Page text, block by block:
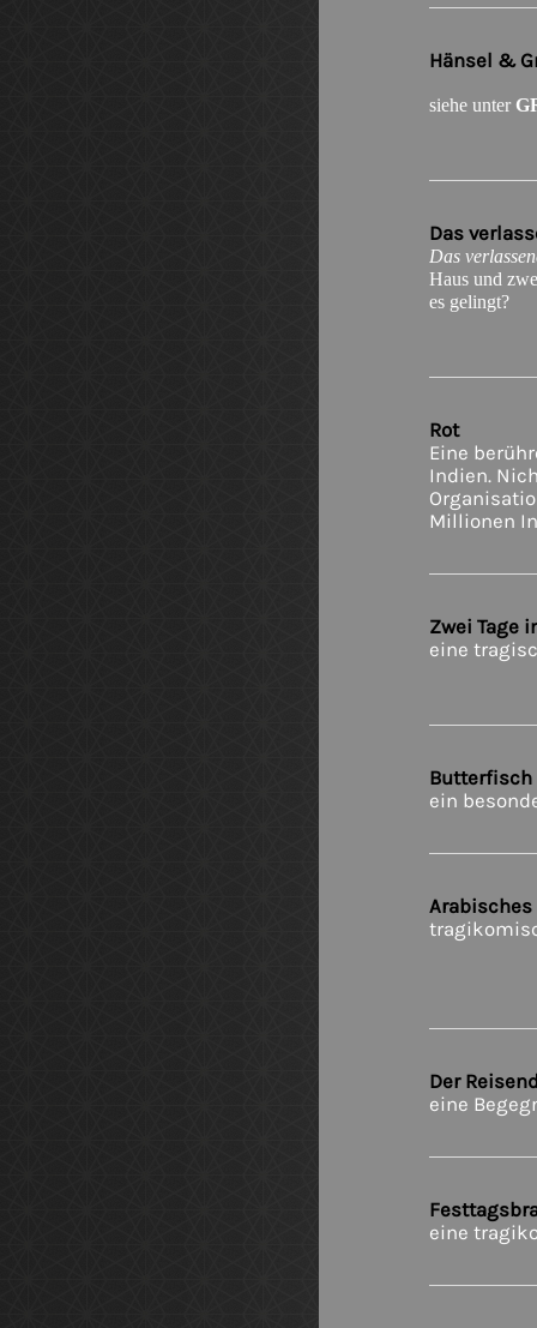
Hänsel &
siehe unter
Das
Das
Haus und
es gelingt?
Rot
Eine
Indien.
Millionen
Zwei Tage
eine
Butterfisch
ein
Arabisches
Der
eine
eine